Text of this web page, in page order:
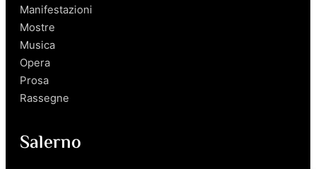
Manifestazioni
Mostre
Musica
Opera
Prosa
Rassegne
Salerno